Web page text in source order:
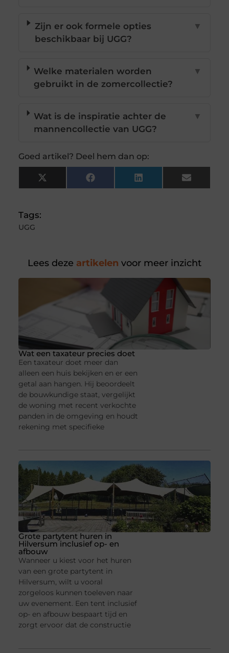
Zijn er ook formele opties
beschikbaar bij UGG?
▼
Welke materialen worden
gebruikt in de zomercollectie?
▼
Wat is de inspiratie achter de
mannencollectie van UGG?
▼
Goed artikel? Deel hem dan op:
X
(Twitter)
Facebook LinkedIn Email
Tags:
UGG
Lees deze artikelen voor meer inzicht
Wat een taxateur precies doet
Een taxateur doet meer dan
alleen een huis bekijken en er een
getal aan hangen. Hij beoordeelt
de bouwkundige staat, vergelijkt
de woning met recent verkochte
panden in de omgeving en houdt
rekening met specifieke
Grote partytent huren in
Hilversum inclusief op- en
afbouw
Wanneer u kiest voor het huren
van een grote partytent in
Hilversum, wilt u vooral
zorgeloos kunnen toeleven naar
uw evenement. Een tent inclusief
op- en afbouw bespaart tijd en
zorgt ervoor dat de constructie